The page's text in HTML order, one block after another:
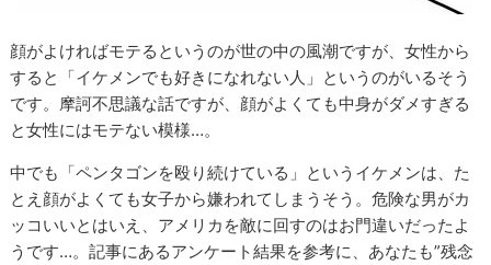
顔がよければモテるというのが世の中の風潮ですが、女性から
すると「イケメンでも好きになれない人」というのがいるそう
です。摩訶不思議な話ですが、顔がよくても中身がダメすぎる
と女性にはモテない模様…。
中でも「ペンタゴンを殴り続けている」というイケメンは、た
とえ顔がよくても女子から嫌われてしまうそう。危険な男がカ
ッコいいとはいえ、アメリカを敵に回すのはお門違いだったよ
うです…。記事にあるアンケート結果を参考に、あなたも”残念